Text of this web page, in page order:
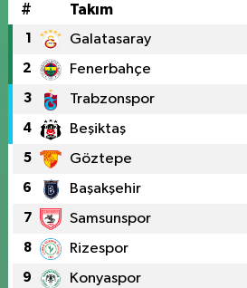
# Takım
1 Galatasaray
2 Fenerbahçe
3 Trabzonspor
4 Beşiktaş
5 Göztepe
6 Başakşehir
7 Samsunspor
8 Rizespor
9 Konyaspor